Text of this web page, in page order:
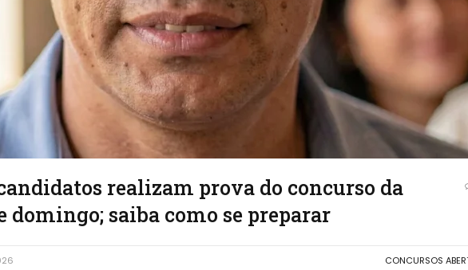
realizam prova do concurso da
domingo; saiba como se preparar
CONCURSOS